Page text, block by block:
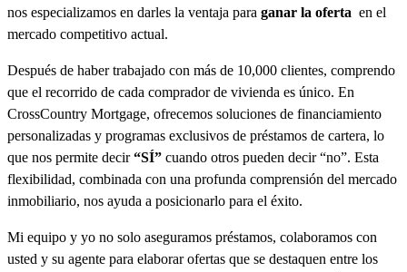
nos especializamos en darles la ventaja para ganar la oferta en el
mercado competitivo actual.
Después de haber trabajado con más de 10,000 clientes, comprendo
que el recorrido de cada comprador de vivienda es único. En
CrossCountry Mortgage, ofrecemos soluciones de financiamiento
personalizadas y programas exclusivos de préstamos de cartera, lo
que nos permite decir“SÍ” cuando otros pueden decir “no”. Esta
flexibilidad, combinada con una profunda comprensión del mercado
inmobiliario, nos ayuda a posicionarlo para el éxito.
Mi equipo y yo no solo aseguramos préstamos, colaboramos con
usted y su agente para elaborar ofertas que se destaquen entre los